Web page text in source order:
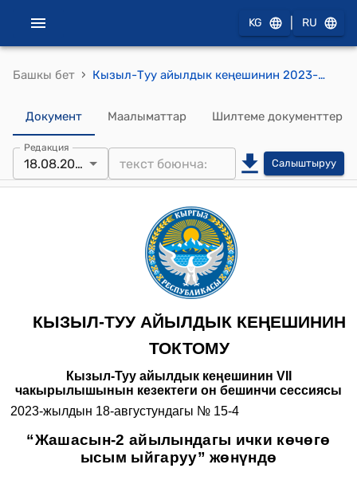
KG RU
Башкы бет › Кызыл-Туу айылдык кеңешинин 2023-жылдын 18-августундагы № 15-4 “Жашасын-2 айылындагы ички көчөгө ысым ыйгаруу” жөнүндө" токтому
Документ Маалыматтар Шилтеме документтер
Редакция
18.08.2023 Салыштыруу